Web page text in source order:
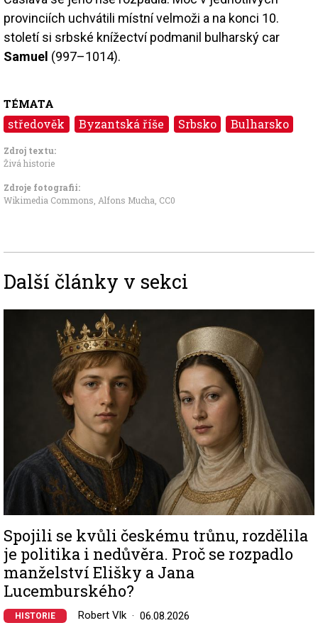
provinciích uchvátili místní velmoži a na konci 10.
století si srbské knížectví podmanil bulharský car
Samuel (997–1014).
TÉMATA
středověk Byzantská říše Srbsko Bulharsko
Zdroj textu:
Živá historie
Zdroje fotografii:
Wikimedia Commons, Alfons Mucha CC0
Další články v sekci
Spojili se kvůli českému trůnu, rozdělila
je politika i nedůvěra. Proč se rozpadlo
manželství Elišky a Jana
Lucemburského?
HISTORIE Robert Vlk 06.08.2026